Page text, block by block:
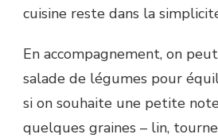
cuisine reste dans la
En accompagnement, on
salade de légumes pour
si on souhaite une petite
quelques graines – lin,